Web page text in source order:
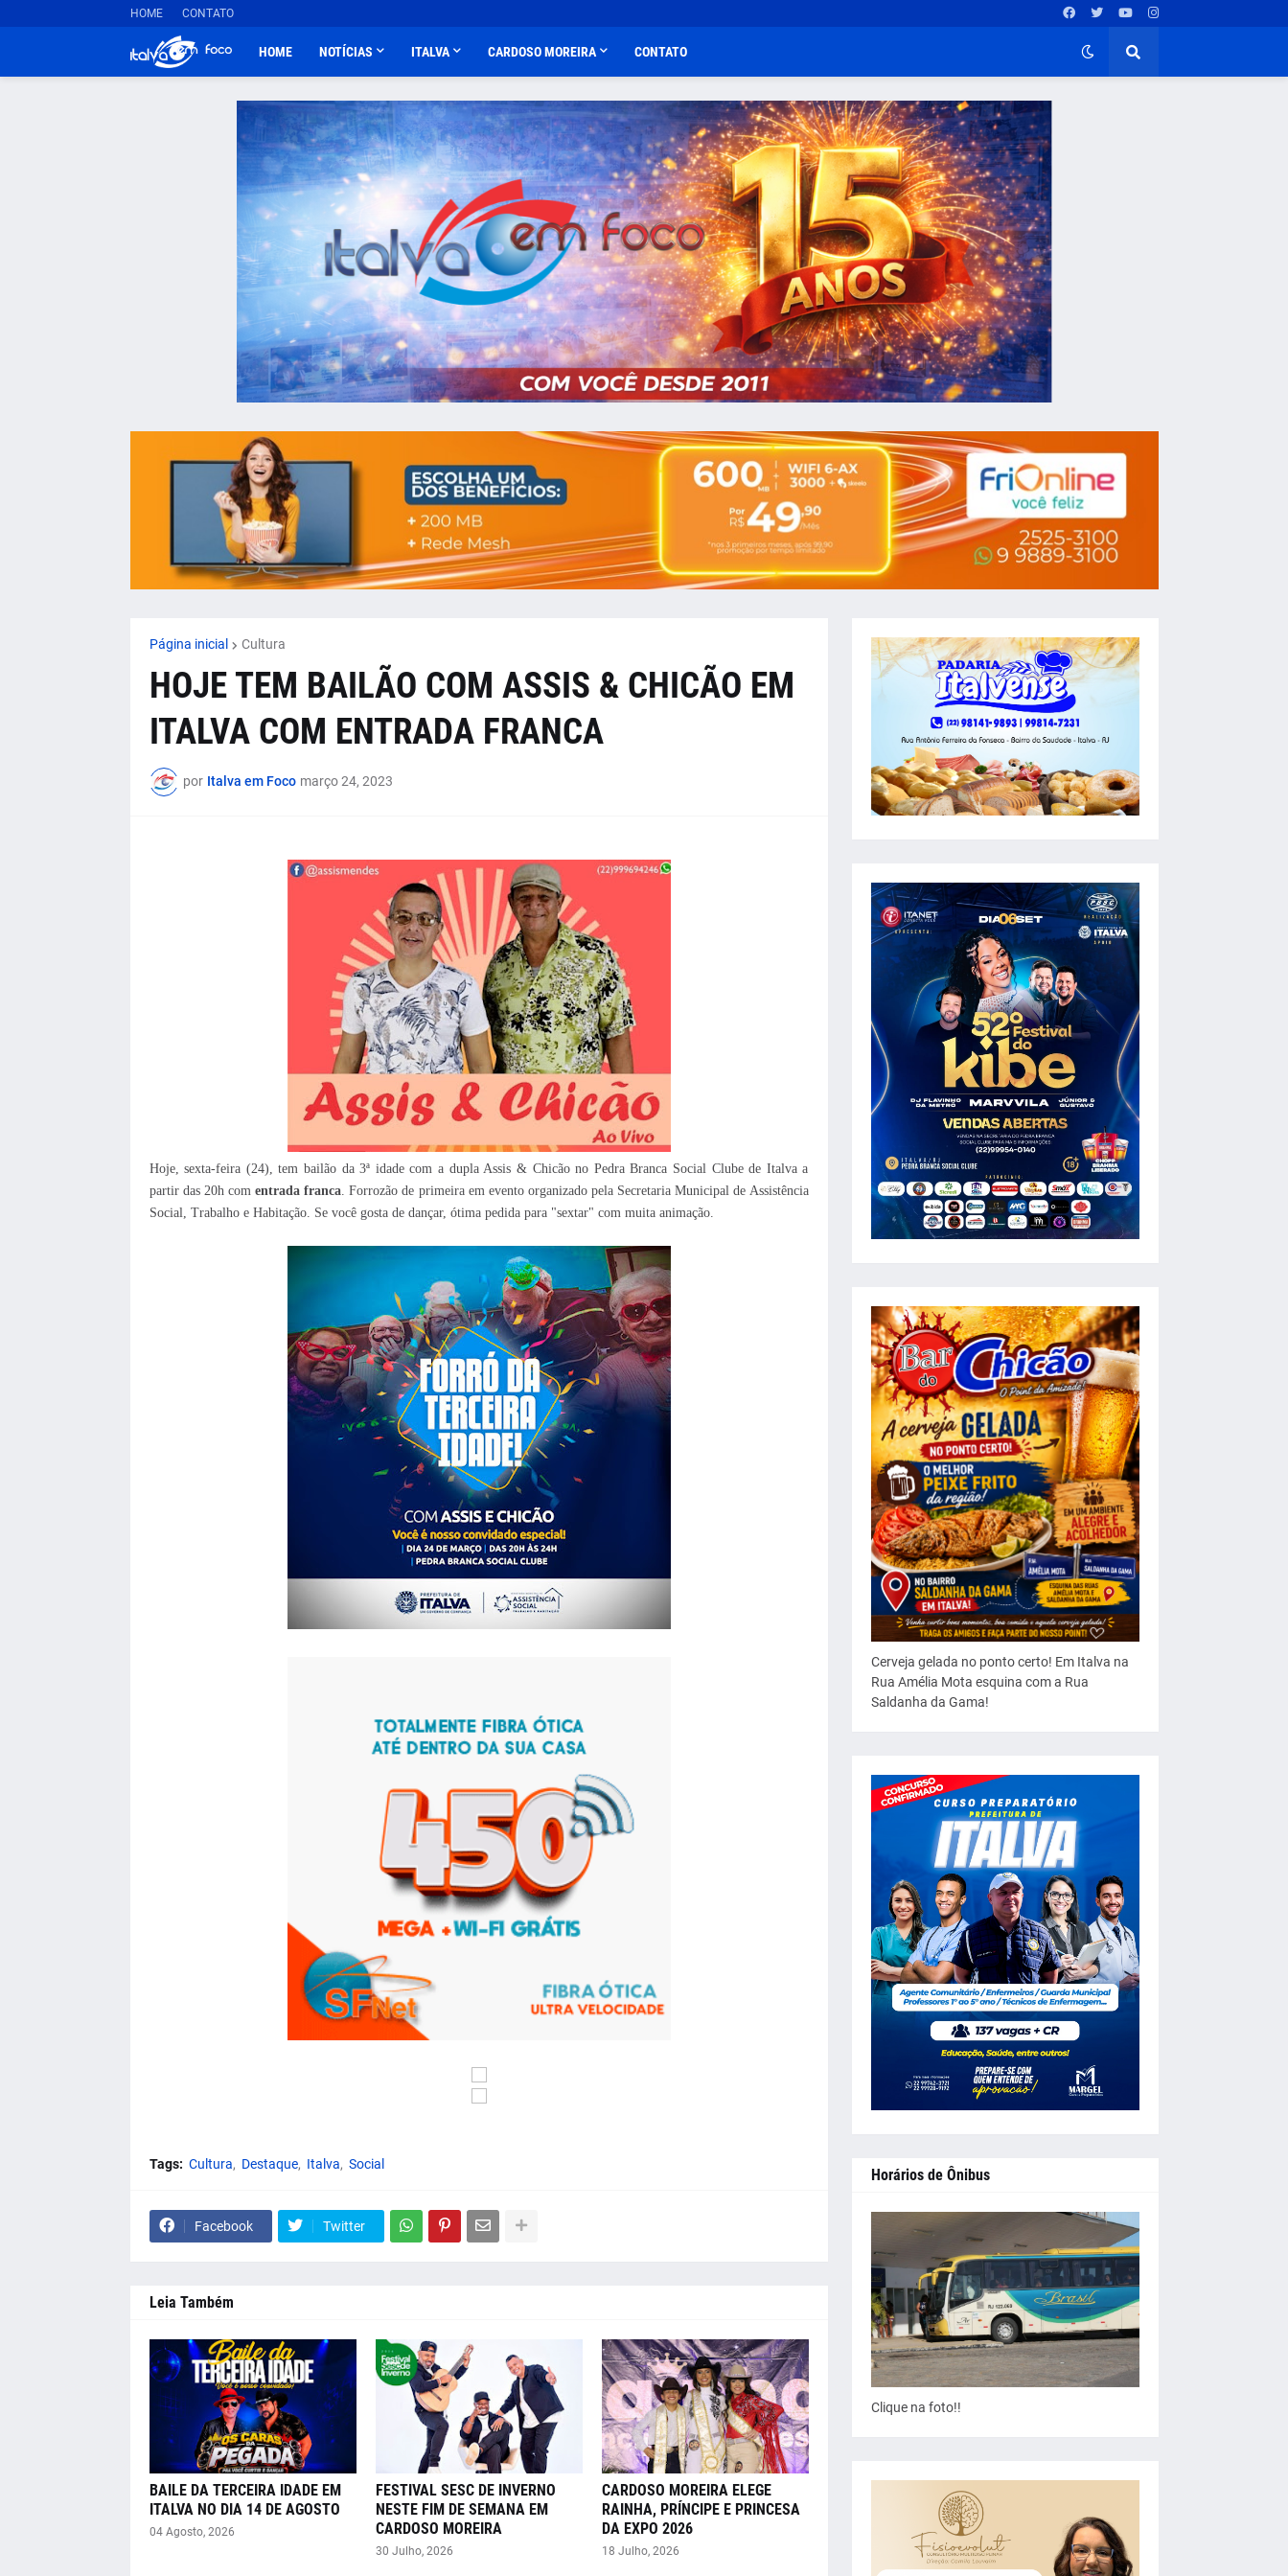
HOME CONTATO
HOME NOTÍCIAS ITALVA CARDOSO MOREIRA CONTATO
Página inicial Cultura
HOJE TEM BAILÃO COM ASSIS & CHICÃO EM
ITALVA COM ENTRADA FRANCA
por Italva em Foco março 24, 2023
Hoje, sexta-feira (24), tem bailão da 3ª idade com a dupla Assis & Chicão no Pedra Branca Social Clube de Italva a
partir das 20h com entrada franca . Forrozão de primeira em evento organizado pela Secretaria Municipal de Assistência
Social, Trabalho e Habitação. Se você gosta de dançar, ótima pedida para "sextar" com muita animação.
Tags: Cultura Destaque Italva Social
Facebook Twitter
Leia Também
BAILE DA TERCEIRA IDADE EM
ITALVA NO DIA 14 DE AGOSTO
04 Agosto, 2026
FESTIVAL SESC DE INVERNO
NESTE FIM DE SEMANA EM
CARDOSO MOREIRA
30 Julho, 2026
CARDOSO MOREIRA ELEGE
RAINHA, PRÍNCIPE E PRINCESA
DA EXPO 2026
18 Julho, 2026
Cerveja gelada no ponto certo! Em Italva na
Rua Amélia Mota esquina com a Rua
Saldanha da Gama!
Horários de Ônibus
Clique na foto!!